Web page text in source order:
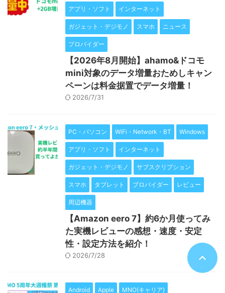
アプリ・ソフト インターネット
ガジェット・デジモノ スマホ ニュース
プロバイダー
【2026年8月開始】ahamo&ドコモ
mini対象のデータ増量おためしキャン
ペーンは料金据置でデータ増量！
2026/7/31
PC・パソコン WiFi・Network・BT Windows
アプリ・ソフト インターネット
ガジェット・デジモノ サブスクリプション
スマホ タブレット プロバイダー レビュー
周辺機器
【Amazon eero 7】約6か月使ってみ
た実機レビューの感想・速度・安定
性・設定方法を紹介！
2026/7/28
Android Apple MNO(キャリア)